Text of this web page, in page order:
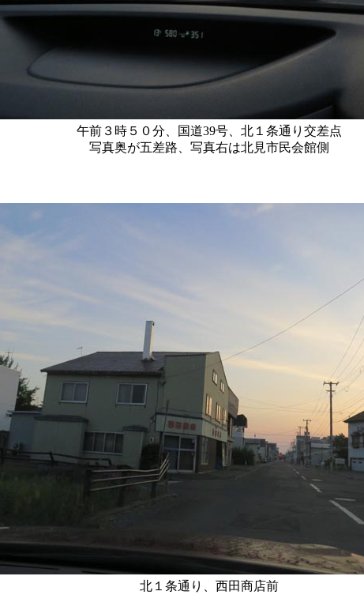
午前３時５０分、国道39号、北１条通り交差点
写真奥が五差路、写真右は北見市民会館側
北１条通り、西田商店前